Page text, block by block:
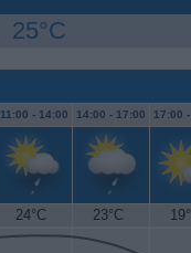
25°C
11:00 - 14:00 14:00 - 17:00 17:00
24°C 23°C